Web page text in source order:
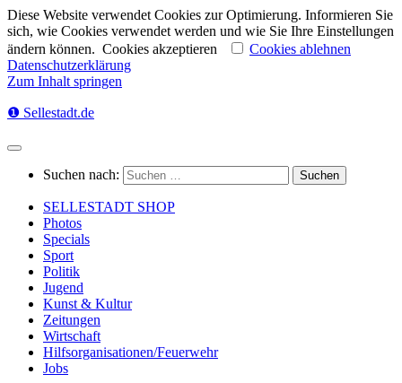
Diese Website verwendet Cookies zur Optimierung. Informieren Sie
sich, wie Cookies verwendet werden und wie Sie Ihre Einstellungen
ändern können. Cookies akzeptieren
Cookies ablehnen
Datenschutzerklärung
Zum Inhalt springen
❶ Sellestadt.de
Suchen nach:
SELLESTADT SHOP
Photos
Specials
Sport
Politik
Jugend
Kunst & Kultur
Zeitungen
Wirtschaft
Hilfsorganisationen/Feuerwehr
Jobs